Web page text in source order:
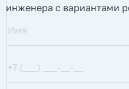
инженера с вариантами